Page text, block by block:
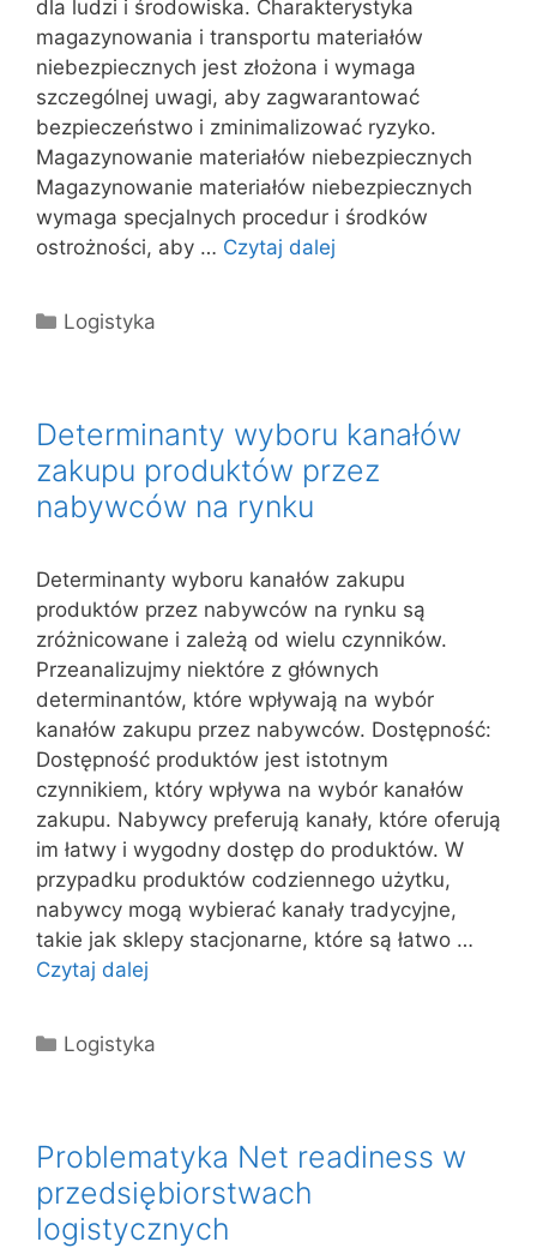
dla ludzi i środowiska. Charakterystyka
magazynowania i transportu materiałów
niebezpiecznych jest złożona i wymaga
szczególnej uwagi, aby zagwarantować
bezpieczeństwo i zminimalizować ryzyko.
Magazynowanie materiałów niebezpiecznych
Magazynowanie materiałów niebezpiecznych
wymaga specjalnych procedur i środków
ostrożności, aby … Czytaj dalej
Kategorie
Logistyka
Determinanty wyboru kanałów
zakupu produktów przez
nabywców na rynku
Determinanty wyboru kanałów zakupu
produktów przez nabywców na rynku są
zróżnicowane i zależą od wielu czynników.
Przeanalizujmy niektóre z głównych
determinantów, które wpływają na wybór
kanałów zakupu przez nabywców. Dostępność:
Dostępność produktów jest istotnym
czynnikiem, który wpływa na wybór kanałów
zakupu. Nabywcy preferują kanały, które oferują
im łatwy i wygodny dostęp do produktów. W
przypadku produktów codziennego użytku,
nabywcy mogą wybierać kanały tradycyjne,
takie jak sklepy stacjonarne, które są łatwo …
Czytaj dalej
Kategorie
Logistyka
Problematyka Net readiness w
przedsiębiorstwach
logistycznych